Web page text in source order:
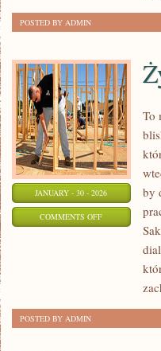
POSTED BY ADMIN
JANUARY - 30 - 2026
COMMENTS OFFON
DZIAŁALNOŚĆ
To
by
POSTED BY ADMIN